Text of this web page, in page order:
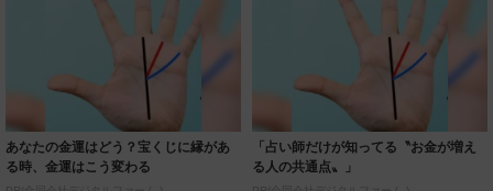
あなたの金運はどう？宝くじに縁があ
る時、金運はこう変わる
「占い師だけが知ってる〝お金が増え
る人の共通点〟」